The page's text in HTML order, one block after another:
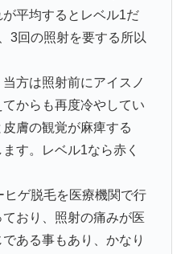
平均するとレベル1だ
3回の照射を要する所以
方は照射前にアイスノ
からも再度冷やしてい
膚の観覚が麻痺する
す。レベル1なら赤く
ゲ脱毛を医療機関で行
おり、照射の痛みが医
ある事もあり、かなり